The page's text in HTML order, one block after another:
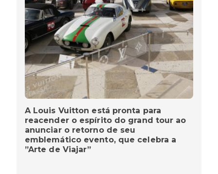
A Louis Vuitton está pronta para
reacender o espírito do grand tour ao
anunciar o retorno de seu
emblemático evento, que celebra a
”Arte de Viajar”